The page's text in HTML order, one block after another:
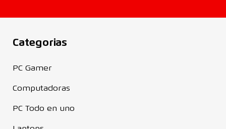
Categorias
PC Gamer
Computadoras
PC Todo en uno